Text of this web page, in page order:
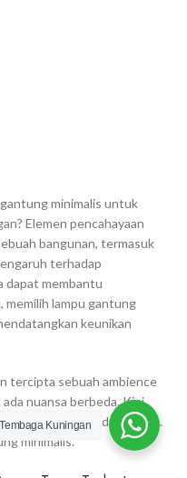
minimalis untuk
Elemen pencahayaan
bangunan, termasuk
terhadap
dapat membantu
lampu gantung
keunikan
tercipta sebuah ambience
nuansa berbeda. Kini
berbagai desain dan warna.
minimalis.
Kuningan